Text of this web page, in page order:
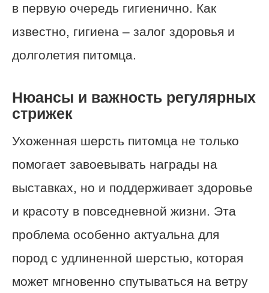
в первую очередь гигиенично. Как
известно, гигиена – залог здоровья и
долголетия питомца.
Нюансы и важность регулярных
стрижек
Ухоженная шерсть питомца не только
помогает завоевывать награды на
выставках, но и поддерживает здоровье
и красоту в повседневной жизни. Эта
проблема особенно актуальна для
пород с удлиненной шерстью, которая
может мгновенно спутываться на ветру